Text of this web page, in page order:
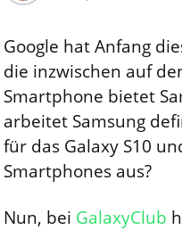
Google hat Anfang
die inzwischen auf
Smartphone bietet
arbeitet Samsung
für das Galaxy S10
Smartphones aus?
Nun, bei GalaxyClub